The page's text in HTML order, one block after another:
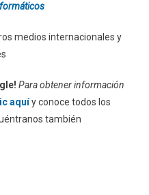
medios internacionales y
Para obtener información
aquíy conoce todos los
también